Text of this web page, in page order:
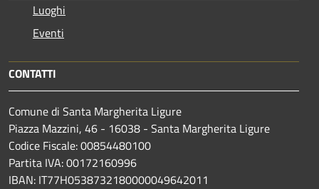
Luoghi
Eventi
CONTATTI
Comune di Santa Margherita Ligure
Piazza Mazzini, 46 - 16038 - Santa Margherita Ligure
Codice Fiscale: 00854480100
Partita IVA: 00172160996
IBAN: IT77H0538732180000049642011